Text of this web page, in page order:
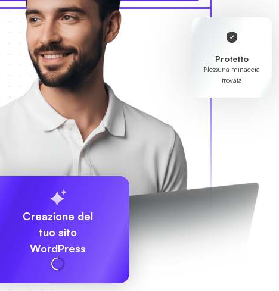
Protetto
Nessuna minaccia
trovata
Creazione del
tuo sito
WordPress